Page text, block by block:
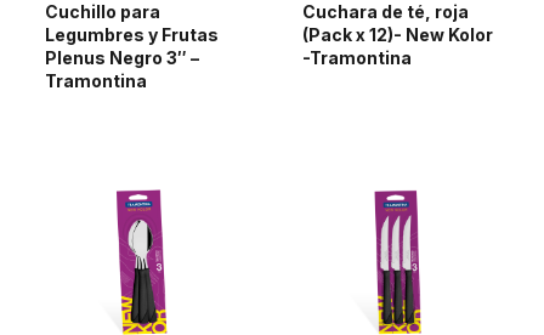
Cuchillo para
Legumbres y Frutas
Plenus Negro 3″ –
Tramontina
Cuchara de té, roja
(Pack x 12)- New Kolor
-Tramontina